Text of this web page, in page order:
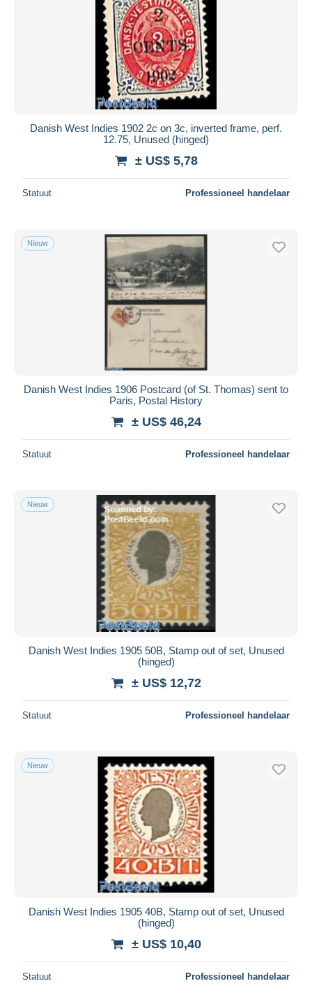
Danish West Indies 1902 2c on 3c, inverted frame, perf.
12.75, Unused (hinged)
± US$ 5,78
Statuut Professioneel handelaar
Nieuw
Danish West Indies 1906 Postcard (of St. Thomas) sent to
Paris, Postal History
± US$ 46,24
Statuut Professioneel handelaar
Nieuw
Danish West Indies 1905 50B, Stamp out of set, Unused
(hinged)
± US$ 12,72
Statuut Professioneel handelaar
Nieuw
Danish West Indies 1905 40B, Stamp out of set, Unused
(hinged)
± US$ 10,40
Statuut Professioneel handelaar